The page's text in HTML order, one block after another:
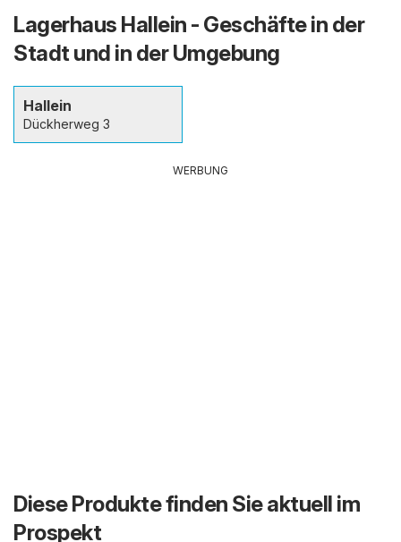
Lagerhaus Hallein - Geschäfte in der
Stadt und in der Umgebung
Hallein
Dückherweg 3
WERBUNG
Diese Produkte finden Sie aktuell im
Prospekt